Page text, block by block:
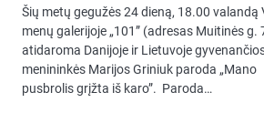
Šių metų gegužės 24 dieną, 18.00 valandą
menų galerijoje „101” (adresas Muitinės g.
atidaroma Danijoje ir Lietuvoje
menininkės Marijos Griniuk paroda „Mano
pusbrolis grįžta iš karo”. Paroda…